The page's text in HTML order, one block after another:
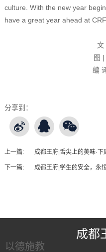
culture. With the new year
have a great year ahead at
文
图
编 译 | 左
分享到：
上一篇: 成都王府|舌尖上的美味·下
下一篇: 成都王府|学生的安全，永
成都
以德施教